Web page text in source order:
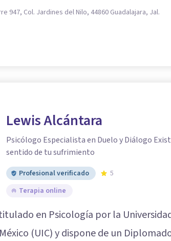
947, Col. Jardines del Nilo, 44860 Guadalajara, Jal.
Lewis Alcántara
Psicólogo Especialista en Duelo y Diálogo
sentido de tu sufrimiento
Profesional verificado
5
Terapia online
en Psicología por la
(UIC) y dispone de un